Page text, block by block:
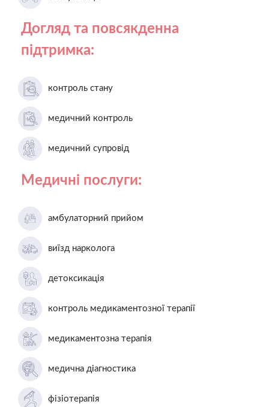
Догляд та повсякденна
підтримка:
контроль стану
медичний контроль
медичний супровід
Медичні послуги:
амбулаторний прийом
виїзд нарколога
детоксикація
контроль медикаментозної терапії
медикаментозна терапія
медична діагностика
фізіотерапія